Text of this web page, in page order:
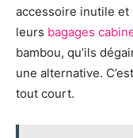
accessoire inutile et
leurs bagages
bambou, qu’ils
une alternative.
tout court.